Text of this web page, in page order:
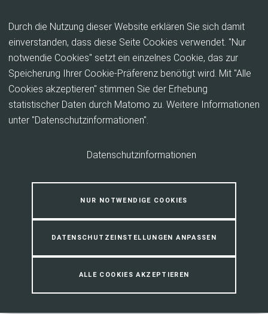
Durch die Nutzung dieser Website erklären Sie sich damit
einverstanden, dass diese Seite Cookies verwendet. "Nur
notwendie Cookies" setzt ein einzelnes Cookie, das zur
Speicherung Ihrer Cookie-Präferenz benötigt wird. Mit "Alle
Cookies akzeptieren" stimmen Sie der Erhebung
statistischer Daten durch Matomo zu. Weitere Informationen
unter "Datenschutzinformationen".
Datenschutzinformationen
NUR NOTWENDIGE COOKIES
DATENSCHUTZEINSTELLUNGEN ANPASSEN
ALLE COOKIES AKZEPTIEREN
Bündnis für Wohnen